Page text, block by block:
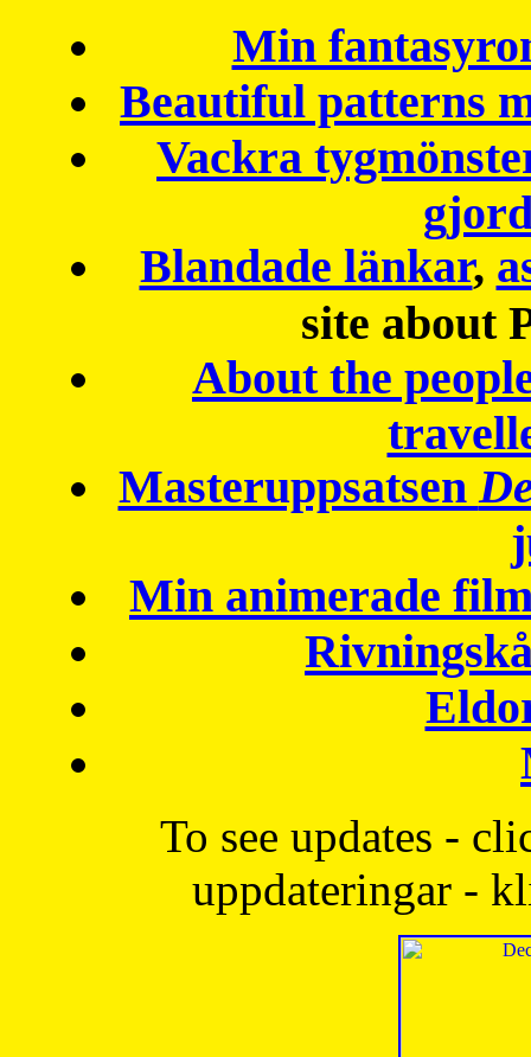
Min
Beautiful patterns
Vackra
Blandade länkar,
site about
About the
Masteruppsatsen
Min animerade
To see updates -
uppdateringar -